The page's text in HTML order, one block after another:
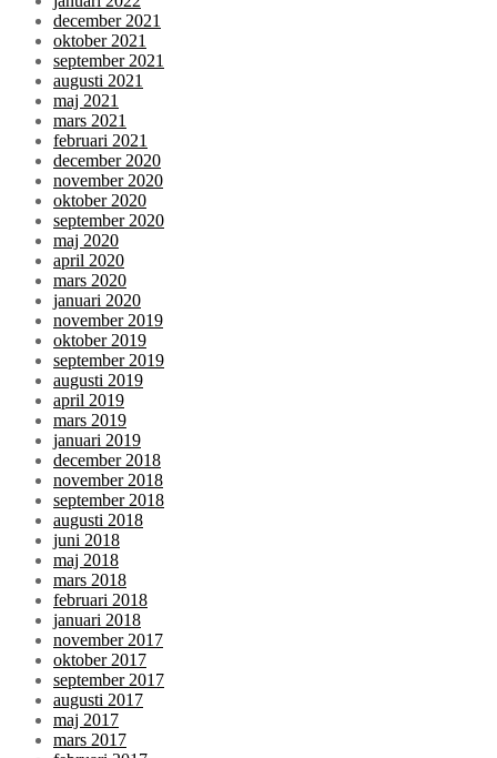
december 2021
oktober 2021
september 2021
augusti 2021
maj 2021
mars 2021
februari 2021
december 2020
november 2020
oktober 2020
september 2020
maj 2020
april 2020
mars 2020
januari 2020
november 2019
oktober 2019
september 2019
augusti 2019
april 2019
mars 2019
januari 2019
december 2018
november 2018
september 2018
augusti 2018
juni 2018
maj 2018
mars 2018
februari 2018
januari 2018
november 2017
oktober 2017
september 2017
augusti 2017
maj 2017
mars 2017